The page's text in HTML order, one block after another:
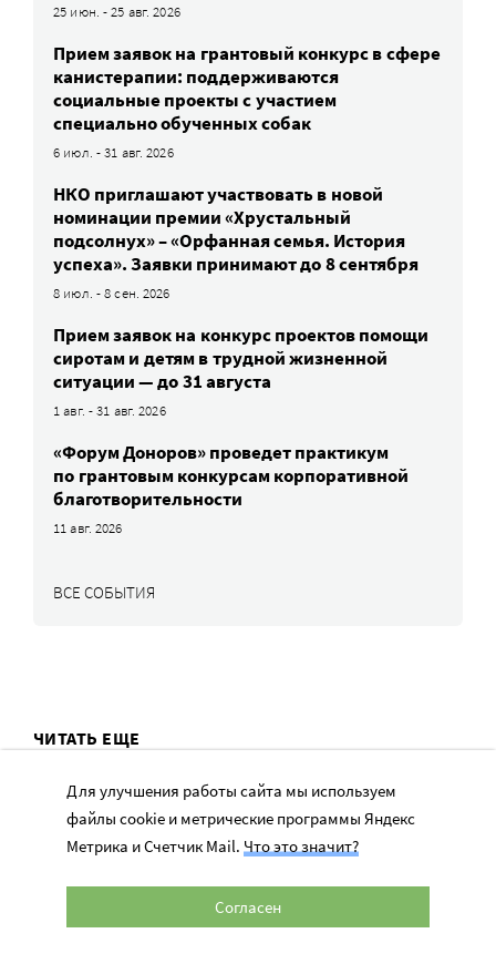
25 июн. - 25 авг. 2026
Прием заявок на грантовый конкурс в сфере
канистерапии: поддерживаются
социальные проекты с участием
специально обученных собак
6 июл. - 31 авг. 2026
НКО приглашают участвовать в новой
номинации премии «Хрустальный
подсолнух» – «Орфанная семья. История
успеха». Заявки принимают до 8 сентября
8 июл. - 8 сен. 2026
Прием заявок на конкурс проектов помощи
сиротам и детям в трудной жизненной
ситуации — до 31 августа
1 авг. - 31 авг. 2026
«Форум Доноров» проведет практикум
по грантовым конкурсам корпоративной
благотворительности
11 авг. 2026
ВСЕ СОБЫТИЯ
ЧИТАТЬ ЕЩЕ
Для улучшения работы сайта мы используем
файлы cookie и метрические программы Яндекс
Метрика и Счетчик Mail. Что это значит?
Согласен